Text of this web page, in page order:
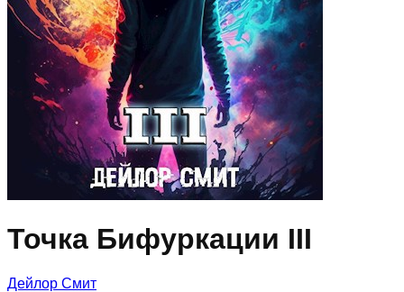
Точка Бифуркации III
Дейлор Смит